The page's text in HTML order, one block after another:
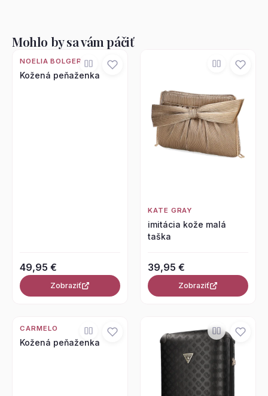
Mohlo by sa vám páčiť
NOELIA BOLGER
Kožená peňaženka
49,95 €
Zobraziť
KATE GRAY
imitácia kože malá
taška
39,95 €
Zobraziť
CARMELO
Kožená peňaženka